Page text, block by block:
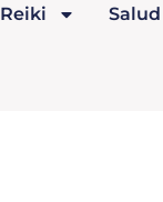
Reiki Salud